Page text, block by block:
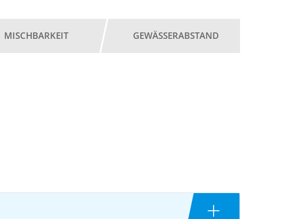
MISCHBARKEIT GEWÄSSERABSTAND